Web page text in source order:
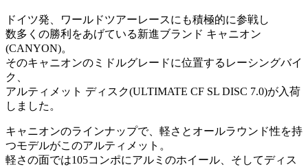
ドイツ発、ワールドツアーレースにも積極的に参戦し
数多くの勝利をあげている新進ブランド キャニオン
(CANYON)。
そのキャニオンのミドルグレードに位置するレーシングバイ
ク、
アルティメット ディスク(ULTIMATE CF SL DISC 7.0)が入荷
しました。
キャニオンのラインナップで、軽さとオールラウンド性を持
つモデルがこのアルティメット。
軽さの面では105コンポにアルミのホイール、そしてディス